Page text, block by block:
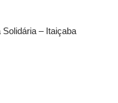
Solidária – Itaiçaba